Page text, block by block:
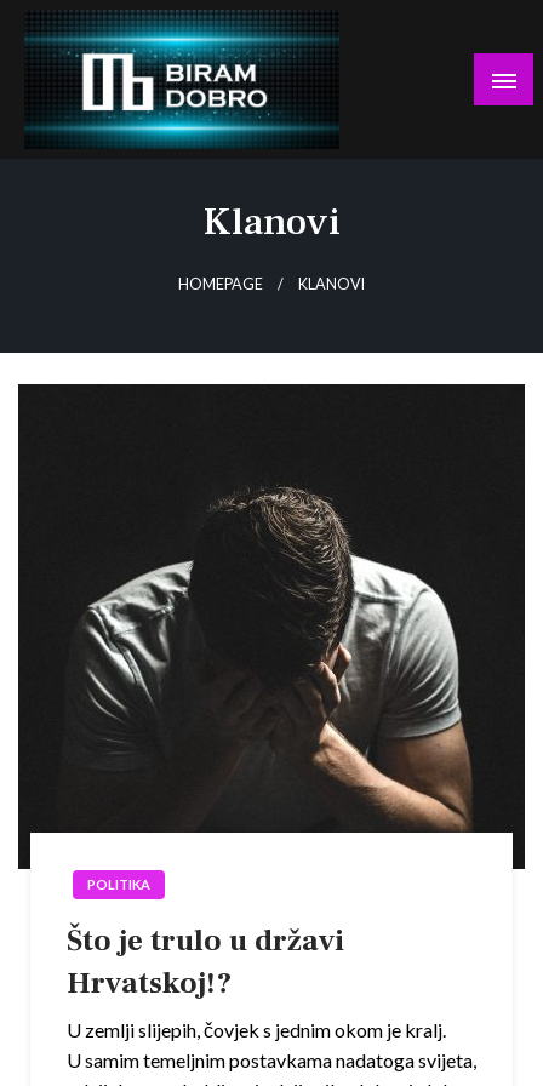
Skip
content
Klanovi
HOMEPAGE KLANOVI
POLITIKA
Što je trulo u državi
Hrvatskoj!?
U zemlji slijepih, čovjek s jednim okom je kralj.
U samim temeljnim postavkama nadatoga svijeta,